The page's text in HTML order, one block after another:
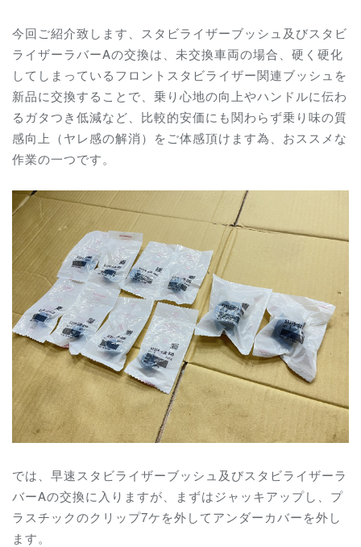
今回ご紹介致します、スタビライザーブッシュ及びスタビ
ライザーラバーAの交換は、未交換車両の場合、硬く硬化
してしまっているフロントスタビライザー関連ブッシュを
新品に交換することで、乗り心地の向上やハンドルに伝わ
るガタつき低減など、比較的安価にも関わらず乗り味の質
感向上（ヤレ感の解消）をご体感頂けます為、おススメな
作業の一つです。
では、早速スタビライザーブッシュ及びスタビライザーラ
バーAの交換に入りますが、まずはジャッキアップし、プ
ラスチックのクリップ7ケを外してアンダーカバーを外し
ます。